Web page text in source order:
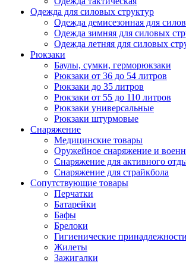
Одежда для силовых структур
Одежда демисезонная для
Одежда зимняя для силовых
Одежда летняя для силовых
Рюкзаки
Баулы, сумки, герморюкзаки
Рюкзаки от 36 до 54 литров
Рюкзаки до 35 литров
Рюкзаки от 55 до 110 литров
Рюкзаки универсальные
Рюкзаки штурмовые
Снаряжение
Медицинские товары
Оружейное снаряжение и
Снаряжение для активного
Снаряжение для страйкбола
Сопутствующие товары
Перчатки
Батарейки
Бафы
Брелоки
Гигиенические принадлежности
Жилеты
Зажигалки